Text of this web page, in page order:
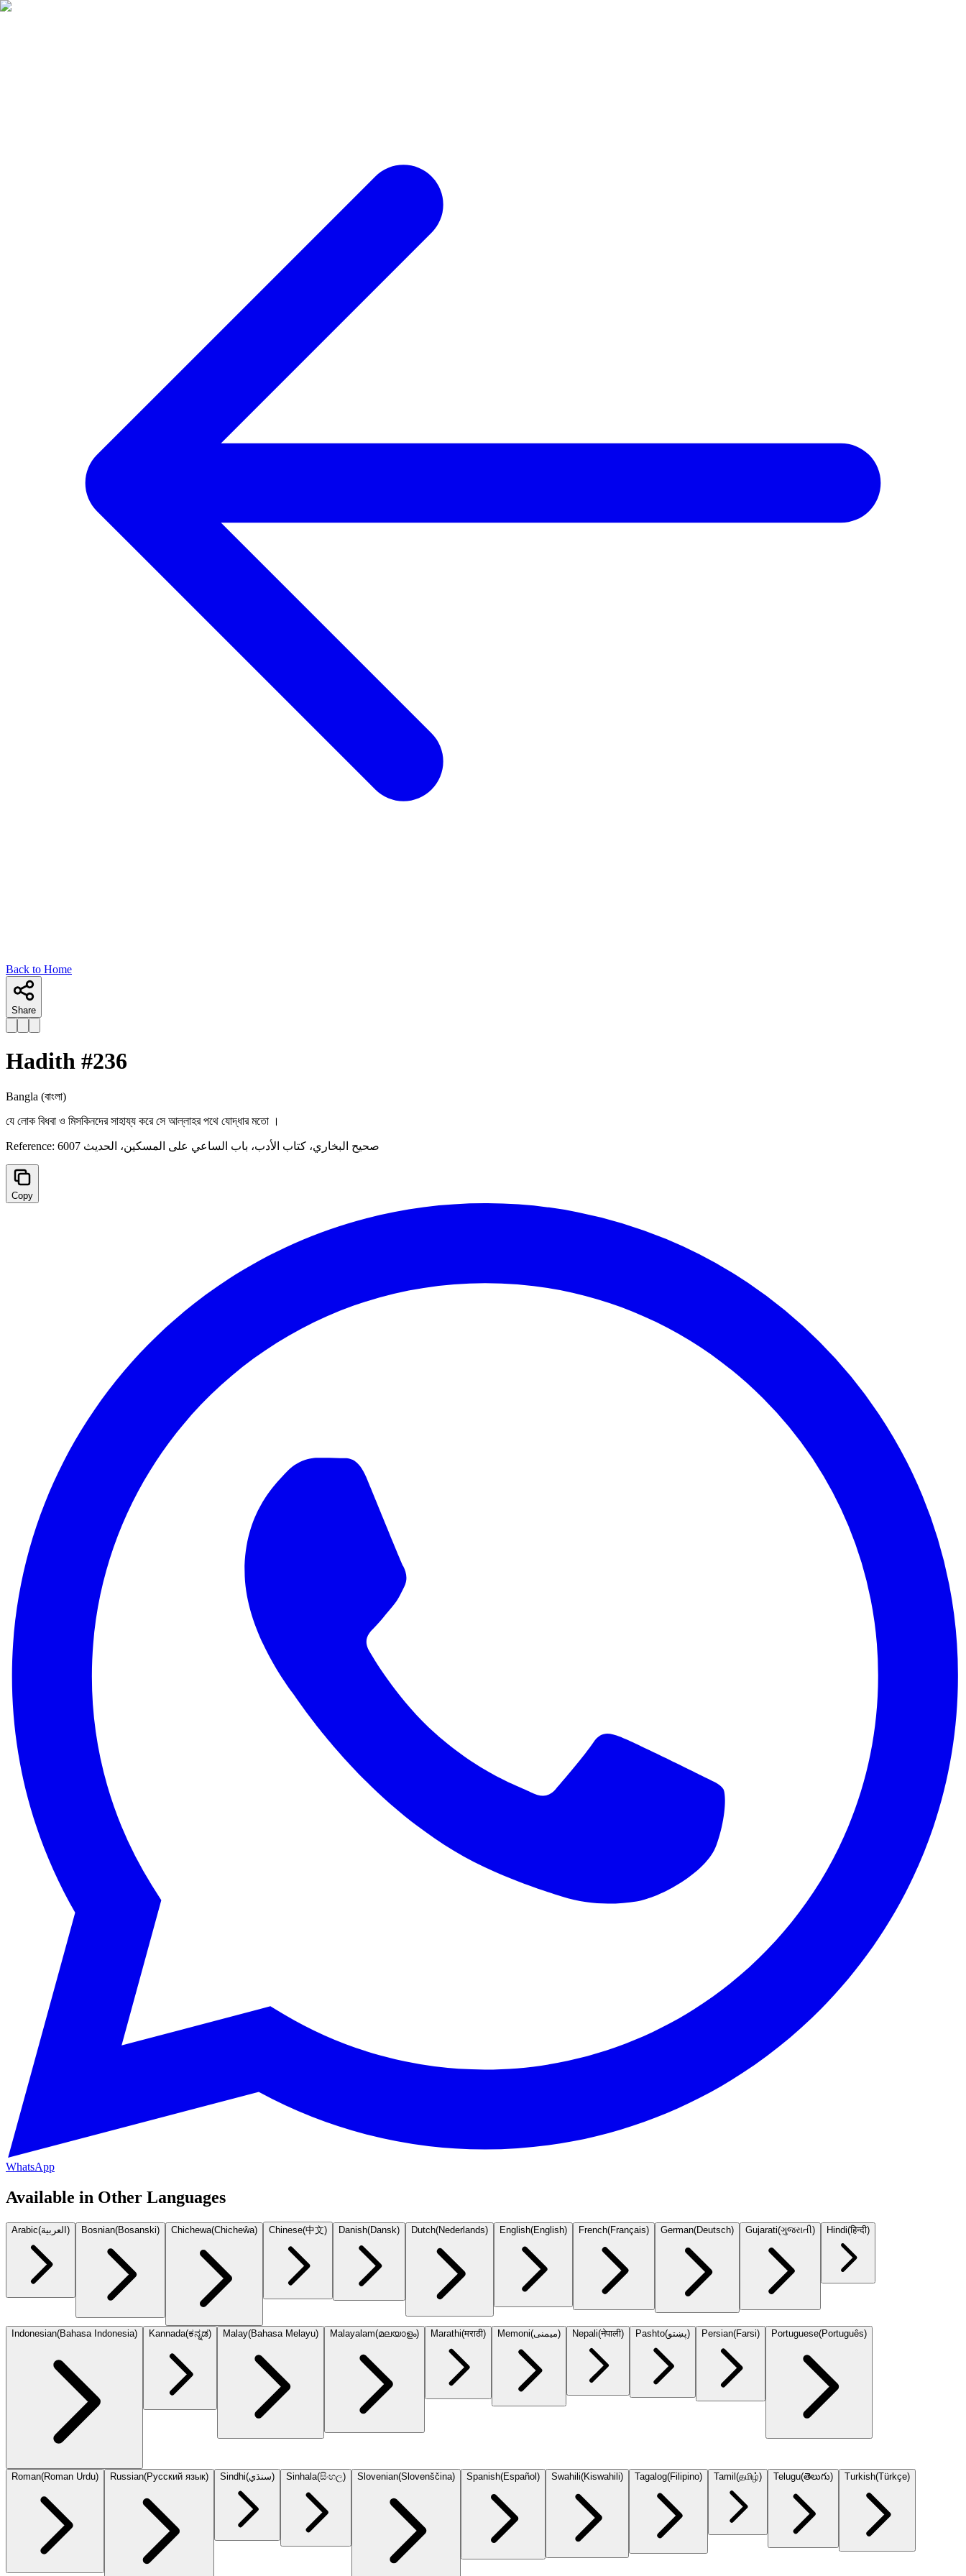
Back to Home
Share
Hadith #236
Bangla (বাংলা)
যে লোক বিধবা ও মিসকিনদের সাহায্য করে সে আল্লাহর পথে যোদ্ধার মতো ।
Reference: صحيح البخاري، كتاب الأدب، باب الساعي على المسكين، الحدیث 6007
Copy
WhatsApp
Available in Other Languages
Arabic(العربية) Bosnian(Bosanski) Chichewa(Chicheŵa) Chinese(中文) Danish(Dansk) Dutch(Nederlands) English(English) French(Français) German(Deutsch) Gujarati(ગુજરાતી) Hindi(हिन्दी)
Indonesian(Bahasa Indonesia) Kannada(ಕನ್ನಡ) Malay(Bahasa Melayu) Malayalam(മലയാളം) Marathi(मराठी) Memoni(میمنی) Nepali(नेपाली) Pashto(پښتو) Persian(Farsi) Portuguese(Português)
Roman(Roman Urdu) Russian(Русский язык) Sindhi(سنڌي) Sinhala(සිංහල) Slovenian(Slovenščina) Spanish(Español) Swahili(Kiswahili) Tagalog(Filipino) Tamil(தமிழ்) Telugu(తెలుగు) Turkish(Türkçe)